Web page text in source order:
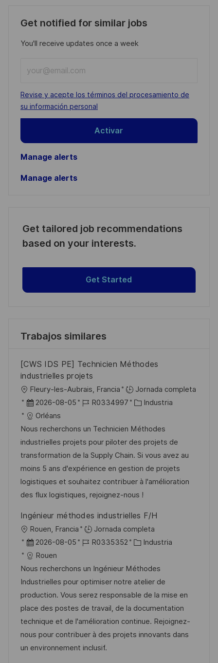
Get notified for similar jobs
You'll receive updates once a week
Email
address
(Required)
Required
Revise y acepte los términos del procesamiento de
su información personal
Activar
Manage alerts
Manage alerts
Get tailored job recommendations
based on your interests.
Get Started
Trabajos similares
[CWS IDS PE] Technicien Méthodes
industrielles projets
U
b
c
a
c
i
ó
n
Fleury-les-Aubrais, Francia
Jornada completa
F
e
c
h
a
d
e
p
b
l
i
c
a
c
i
ó
n
2026-08-05
I
d
e
e
m
p
l
o
R0334997
C
t
e
g
o
r
í
Industria
Orléans
Nous recherchons un Technicien Méthodes
industrielles projets pour piloter des projets de
transformation de la Supply Chain. Si vous avez au
moins 5 ans d'expérience en gestion de projets
logistiques et souhaitez contribuer à l'amélioration
des flux logistiques, rejoignez-nous !
Ingénieur méthodes industrielles F/H
U
b
c
a
c
i
ó
n
Rouen, Francia
Jornada completa
F
e
c
h
a
d
e
p
u
2026-08-05
I
d
e
e
m
p
l
e
R0335352
C
t
e
g
o
r
í
Industria
Rouen
Nous recherchons un Ingénieur Méthodes
Industrielles pour optimiser notre atelier de
production. Vous serez responsable de la mise en
place des postes de travail, de la documentation
technique et de l'amélioration continue. Rejoignez-
nous pour contribuer à des projets innovants dans
un environnement inclusif.